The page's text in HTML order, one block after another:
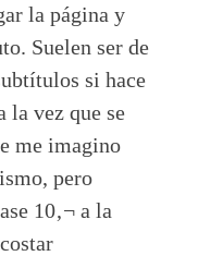
la página y
Suelen ser de
si hace
la vez que se
me imagino
pero
10‚¬ a la